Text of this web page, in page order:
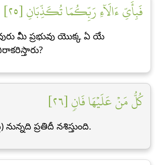
فَبِأَيِّ ءَالَآءِ رَبِّكُمَا تُكَذِّبَانِ [٢٥]
మీ ప్రభువు యొక్క ఏ యే
كُلُّ مَنۡ عَلَيۡهَا فَانٖ [٢٦]
ప్రతిదీ నశిస్తుంది.